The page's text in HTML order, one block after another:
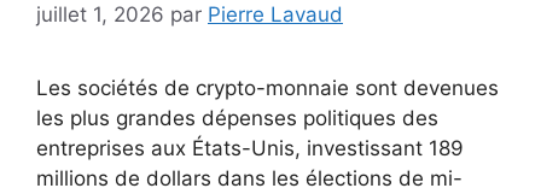
juillet 1, 2026 par Pierre Lavaud
Les sociétés de crypto-monnaie sont devenues
les plus grandes dépenses politiques des
entreprises aux États-Unis, investissant 189
millions de dollars dans les élections de mi-